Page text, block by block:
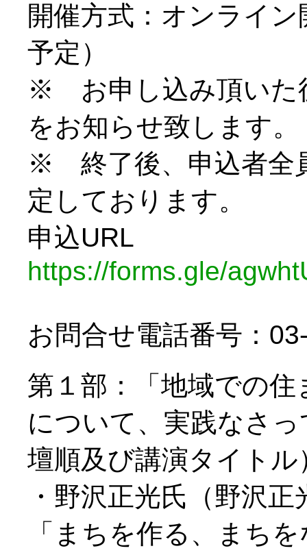
開催方式：オンライ
予定）
※ お申し込み頂いた
をお知らせ致します。
※ 終了後、申込者全
定しております。
申込URL
https://forms.gle/
お問合せ電話番号：
第１部：「地域での
について、実践なさ
壇順及び講演タイトル
・野沢正光氏（野沢
「まちを作る、まち